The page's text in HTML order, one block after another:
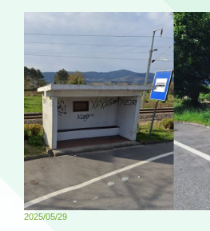
2025/05/29